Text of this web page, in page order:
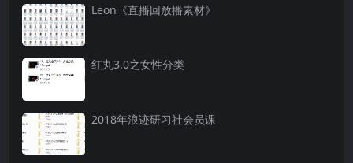
Leon《直播回放播素材》
红丸3.0之女性分类
2018年浪迹研习社会员课